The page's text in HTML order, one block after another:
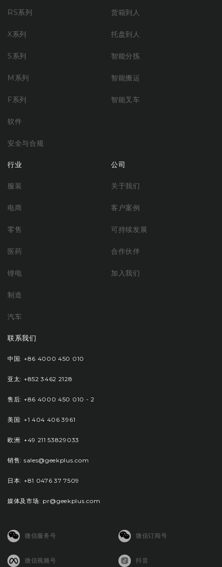
RS系列
X系列
S系列
M系列
F系列
软件
安全与合规
货箱到人
托盘到人
智能分拣
智能搬运
智能叉车
行业
服装
电商
零售
医药
锂电
制造
汽车
公司
关于我们
客户案例
可持续发展
合作伙伴
加入我们
联系我们
中国: +86 4000 450 010
亚太: +852 3462 2128
售后: +86 4000 450 010 - 2
美国: +1 404 406 3961
欧洲: +49 211 53829033
销售: sales@geekplus.com
日本: +81 0476 37 7509
媒体及市场: pr@geekplus.com
微信服务号 微信订阅号
微信视频号 抖音